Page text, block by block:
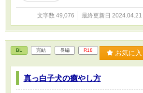
文字数 49,076 最終更新日 2024.04.21
BL 完結 長編 R18 お気に
真っ白子犬の癒やし方